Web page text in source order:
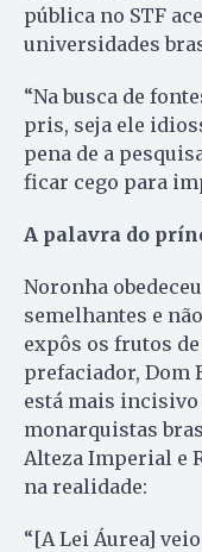
pública no STF
universidades
“Na busca de
pris, seja ele
pena de a
ficar cego para
A palavra do
Noronha
semelhantes e
expôs os frutos
prefaciador, Dom
está mais incisivo
monarquistas
Alteza Imperial e
na realidade:
“[A Lei Áurea]